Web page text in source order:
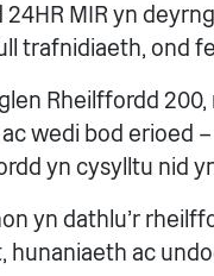
24HR MIR yn
trafnidiaeth, ond
Rheilffordd
wedi bod erioed
yn cysylltu nid
yn dathlu'r
hunaniaeth ac